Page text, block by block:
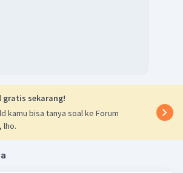
adalah Portugis, Spanyol, Belanda,
gratis sekarang!
kamu bisa tanya soal ke Forum
lho.